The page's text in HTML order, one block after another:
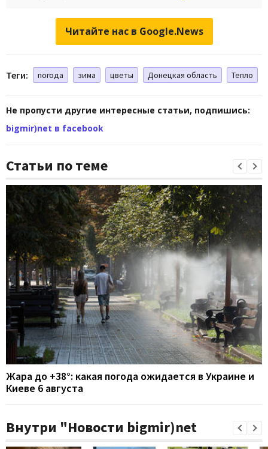
Читайте нас в Google.News
Теги: погода зима цветы Донецкая область Тепло
Не пропусти другие интересные статьи, подпишись:
bigmir)net в facebook
Статьи по теме
Жара до +38°: какая погода ожидается в Украине и
Киеве 6 августа
Внутри "Новости bigmir)net